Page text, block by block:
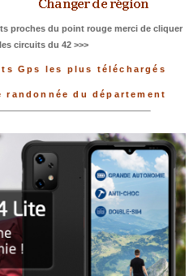
proches du point rouge merci de cliquer
circuits du 42 >>>
Gps les plus téléchargés
du département